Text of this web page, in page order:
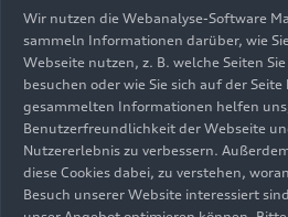
Wir nutzen die Webanalyse-Software
sammeln Informationen darüber, wie
Webseite nutzen, z. B. welche Seiten
besuchen oder wie Sie sich auf der
gesammelten Informationen helfen
Benutzerfreundlichkeit der Webseite
Nutzererlebnis zu verbessern.
diese Cookies dabei, zu verstehen,
Besuch unserer Website interessiert